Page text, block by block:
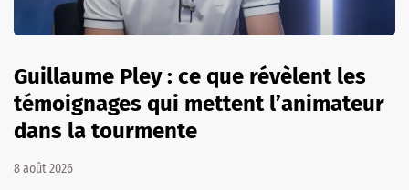
Guillaume Pley : ce que révèlent les
témoignages qui mettent l’animateur
dans la tourmente
8 août 2026